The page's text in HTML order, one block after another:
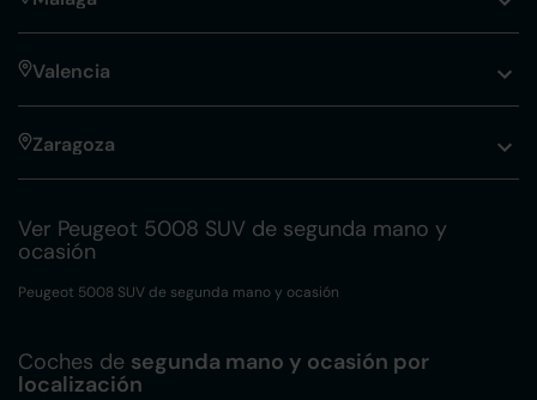
Valencia
Zaragoza
Ver Peugeot 5008 SUV de segunda mano y
ocasión
Peugeot 5008 SUV de segunda mano y ocasión
Coches de segunda mano y ocasión por
localización